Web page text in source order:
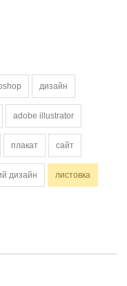
дизайн
adobe illustrator
плакат сайт
дизайн листовка